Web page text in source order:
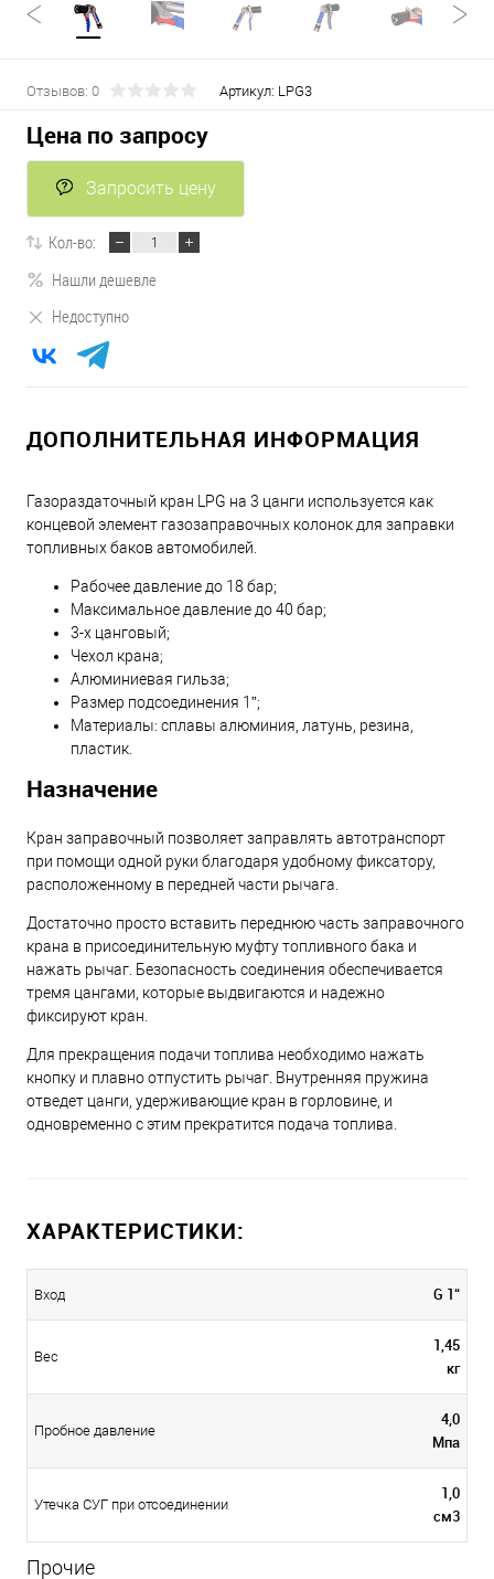
Отзывов: 0 Артикул: LPG3
Цена по запросу
Запросить цену
Кол-во:
Нашли дешевле
Недоступно
ДОПОЛНИТЕЛЬНАЯ ИНФОРМАЦИЯ
Газораздаточный кран LPG на 3 цанги используется как
концевой элемент газозаправочных колонок для заправки
топливных баков автомобилей.
Рабочее давление до 18 бар;
Максимальное давление до 40 бар;
3-х цанговый;
Чехол крана;
Алюминиевая гильза;
Размер подсоединения 1”;
Материалы: сплавы алюминия, латунь, резина,
пластик.
Назначение
Кран заправочный позволяет заправлять автотранспорт
при помощи одной руки благодаря удобному фиксатору,
расположенному в передней части рычага.
Достаточно просто вставить переднюю часть заправочного
крана в присоединительную муфту топливного бака и
нажать рычаг. Безопасность соединения обеспечивается
тремя цангами, которые выдвигаются и надежно
фиксируют кран.
Для прекращения подачи топлива необходимо нажать
кнопку и плавно отпустить рычаг. Внутренняя пружина
отведет цанги, удерживающие кран в горловине, и
одновременно с этим прекратится подача топлива.
ХАРАКТЕРИСТИКИ:
Вход G 1“
Вес
1,45
кг
Пробное давление
4,0
Мпа
Утечка СУГ при отсоединении
1,0
см3
Прочие